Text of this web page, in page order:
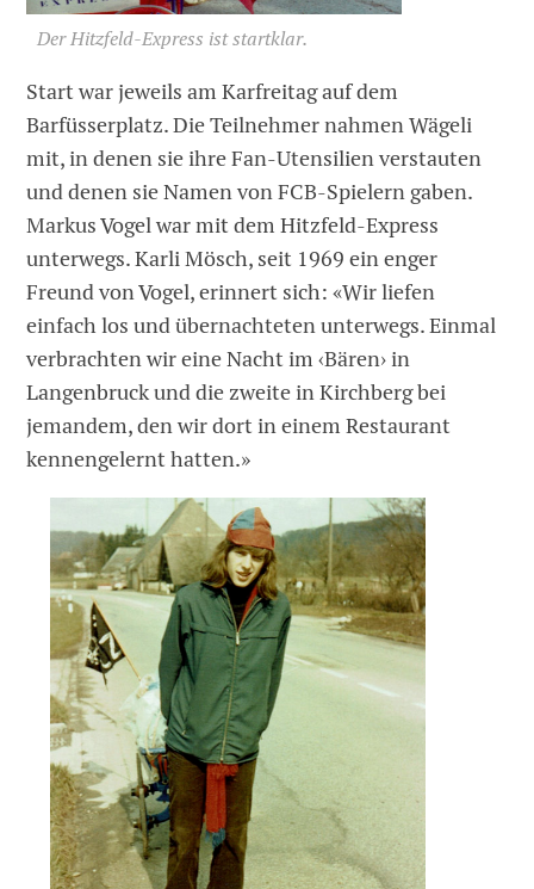
Der Hitzfeld-Express ist startklar.
Start war jeweils am Karfreitag auf dem
Barfüsserplatz. Die Teilnehmer nahmen Wägeli
mit, in denen sie ihre Fan-Utensilien verstauten
und denen sie Namen von FCB-Spielern gaben.
Markus Vogel war mit dem Hitzfeld-Express
unterwegs. Karli Mösch, seit 1969 ein enger
Freund von Vogel, erinnert sich: «Wir liefen
einfach los und übernachteten unterwegs. Einmal
verbrachten wir eine Nacht im ‹Bären› in
Langenbruck und die zweite in Kirchberg bei
jemandem, den wir dort in einem Restaurant
kennengelernt hatten.»